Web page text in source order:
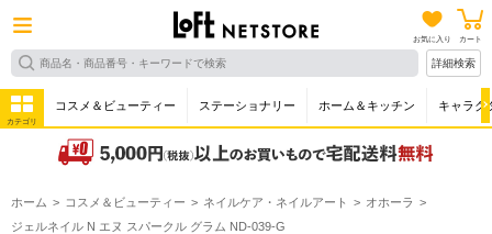
お気に入り カート
詳細検索
カテゴリ
コスメ＆ビューティー ステーショナリー ホーム＆キッチン キャラク
ホーム コスメ＆ビューティー ネイルケア・ネイルアート
オホーラ
ジェルネイル N エヌ スパークル グラム ND-039-G